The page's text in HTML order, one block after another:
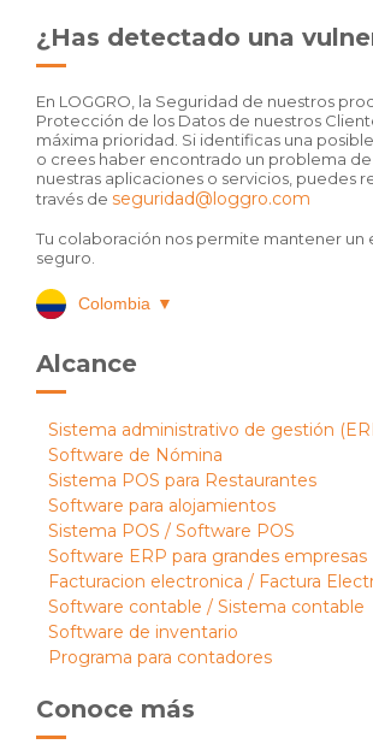
¿Has detectado una
En LOGGRO, la Seguridad de nuestros
Protección de los Datos de nuestros
máxima prioridad. Si identificas una
o crees haber encontrado un problema
nuestras aplicaciones o servicios, puedes
través de seguridad@loggro.com
Tu colaboración nos permite mantener un
seguro.
Colombia ▼
Alcance
Sistema administrativo de gestión
Software de Nómina
Sistema POS para Restaurantes
Software para alojamientos
Sistema POS / Software POS
Software ERP para grandes empresas
Facturacion electronica / Factura
Software contable / Sistema contable
Software de inventario
Programa para contadores
Conoce más